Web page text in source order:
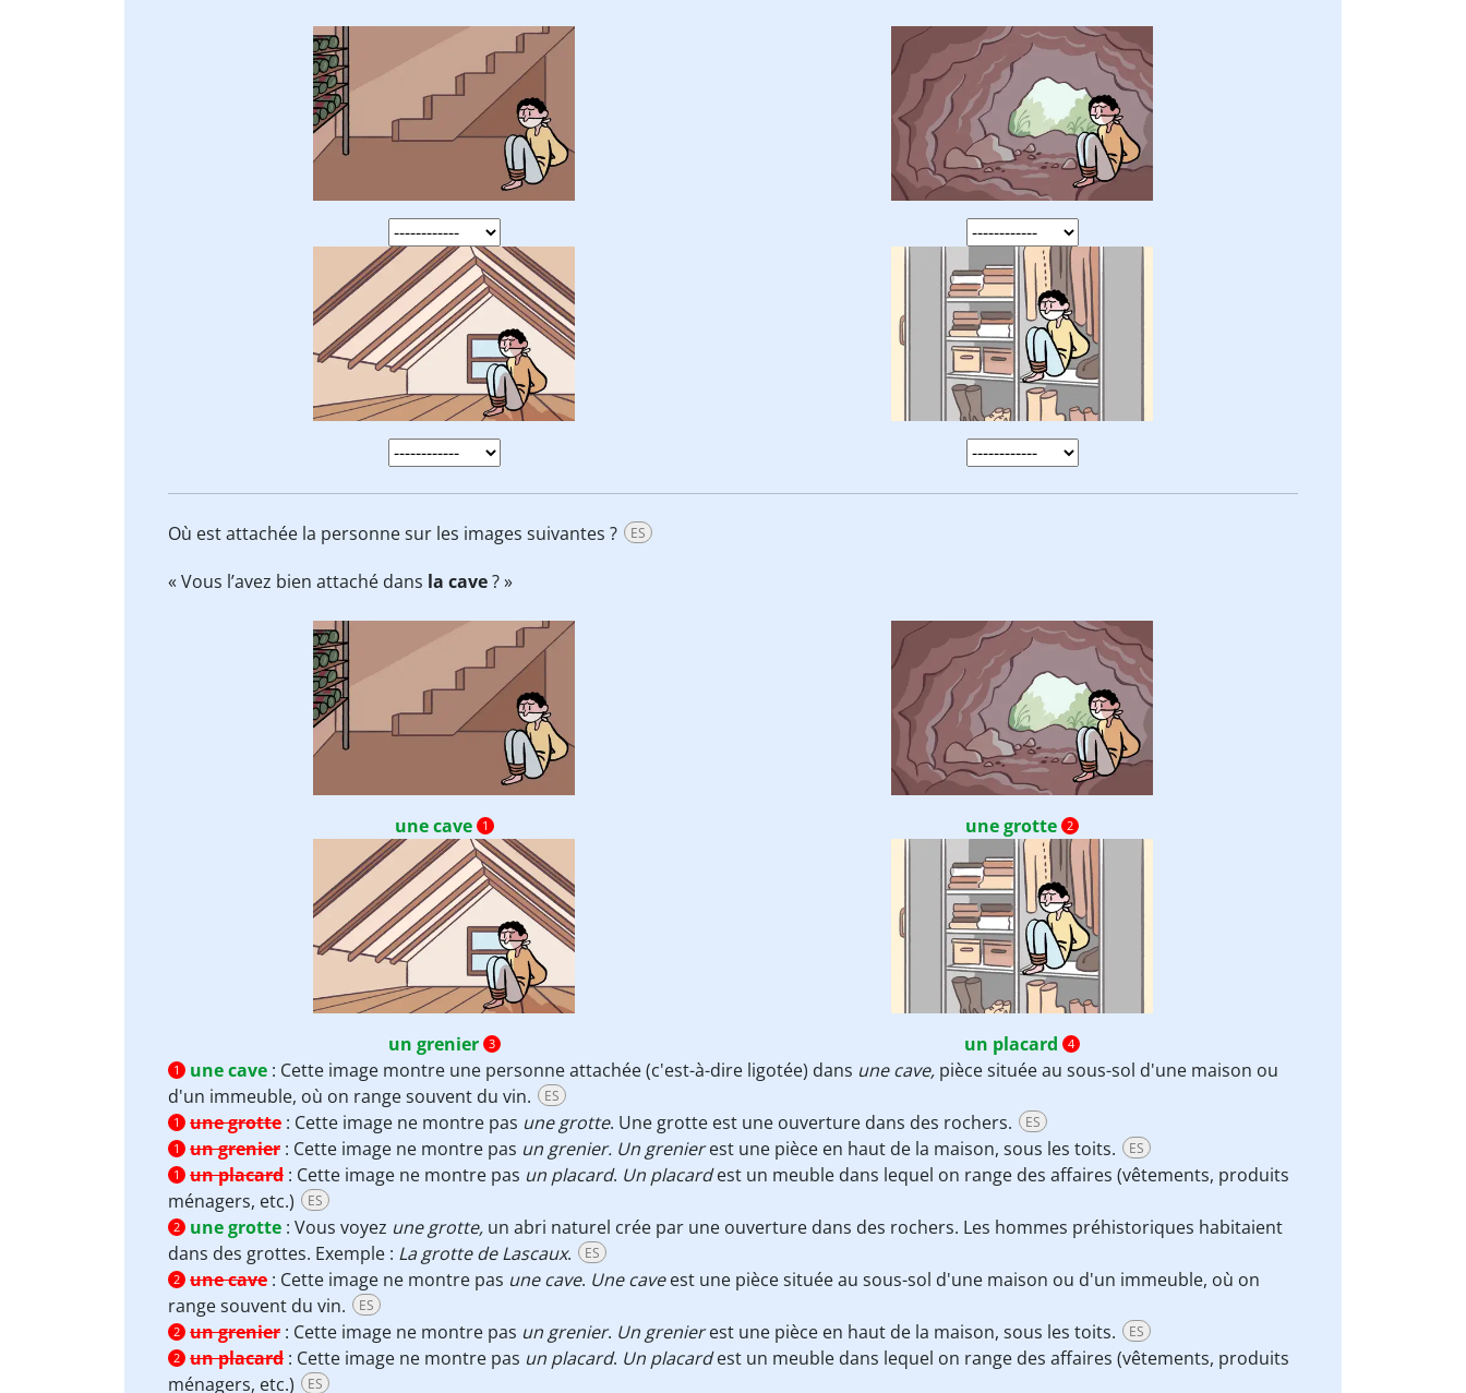
Où est attachée la personne sur les images suivantes ? ES
« Vous l’avez bien attaché dans la cave? »
une cave 1 une grotte 2
un grenier 3 un placard
4
1
une cave : Cette image montre une personne attachée (c'est-à-dire ligotée) dans une cave, pièce située au sous-sol d'une maison ou
d'un immeuble, où on range souvent du vin.
ES
1 une grotte : Cette image ne montre pas une grotte. Une grotte est une ouverture dans des rochers. ES
1 un grenier : Cette image ne montre pas un grenier. Un grenierest une pièce en haut de la maison, sous les toits. ES
1 un placard : Cette image ne montre pas un placard. Un placardest un meuble dans lequel on range des affaires (vêtements, produits
ménagers, etc.)
ES
2 une grotte : Vous voyez une grotte, un abri naturel crée par une ouverture dans des rochers. Les hommes préhistoriques habitaient
dans des grottes. Exemple : La grotte de Lascaux. ES
2 une cave : Cette image ne montre pas une cave. Une caveest une pièce située au sous-sol d'une maison ou d'un immeuble, où on
range souvent du vin.
ES
2 un grenier : Cette image ne montre pas un grenier. Un grenierest une pièce en haut de la maison, sous les toits. ES
2 un placard : Cette image ne montre pas un placard. Un placardest un meuble dans lequel on range des affaires (vêtements, produits
ménagers, etc.)
ES